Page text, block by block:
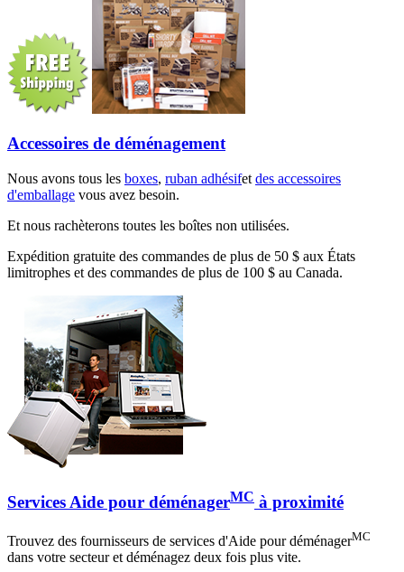
Accessoires de déménagement
Nous avons tous les boxes, ruban adhésifet des accessoires
d'emballage vous avez besoin.
Et nous rachèterons toutes les boîtes non utilisées.
Expédition gratuite des commandes de plus de 50 $ aux États
limitrophes et des commandes de plus de 100 $ au Canada.
Services Aide pour déménagerMC à proximité
Trouvez des fournisseurs de services d'Aide pour déménagerMC
dans votre secteur et déménagez deux fois plus vite.